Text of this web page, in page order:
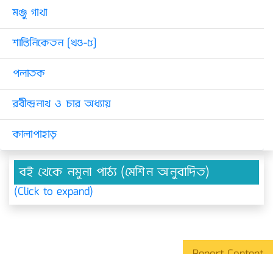
মঞ্জু গাথা
শান্তিনিকেতন [খণ্ড-৫]
পলাতক
রবীন্দ্রনাথ ও চার অধ্যায়
কালাপাহাড়
বই থেকে নমুনা পাঠ্য (মেশিন অনুবাদিত)
(Click to expand)